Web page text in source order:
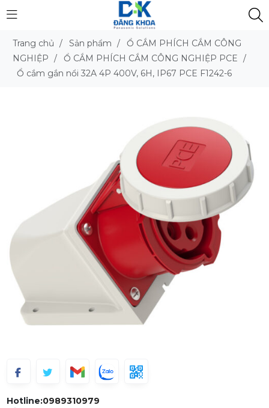
Trang chủ / Sản phẩm /
Ổ CẮM PHÍCH CẮM CÔNG
NGHIỆP / Ổ CẮM PHÍCH CẮM CÔNG NGHIỆP PCE /
Ổ cắm gắn nổi 32A 4P 400V, 6H, IP67 PCE F1242-6
Hotline:0989310979